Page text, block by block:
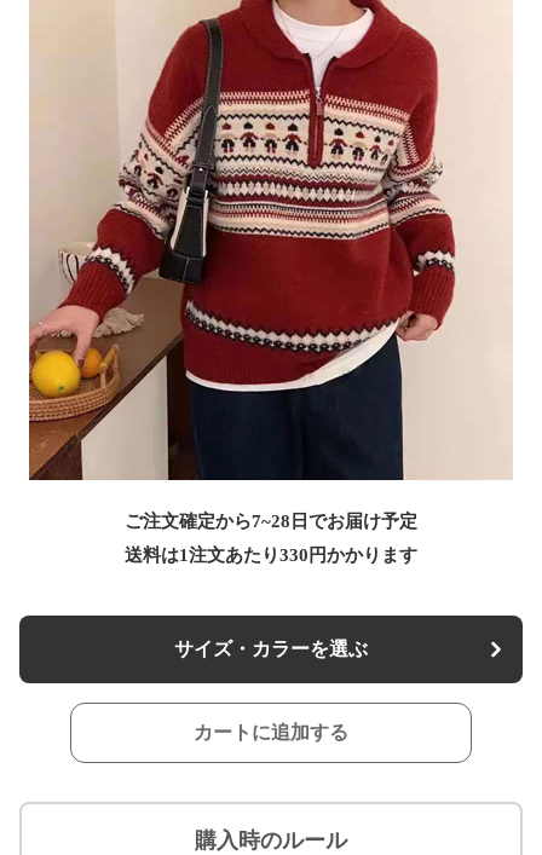
ご注文確定から7~28日でお届け予定
送料は1注文あたり330 円かかります
サイズ・カラーを選ぶ
カートに追加する
購入時のルール